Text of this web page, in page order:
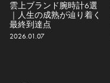
雲上ブランド腕時計6選
｜人生の成熟が辿り着く
最終到達点
2026.01.07